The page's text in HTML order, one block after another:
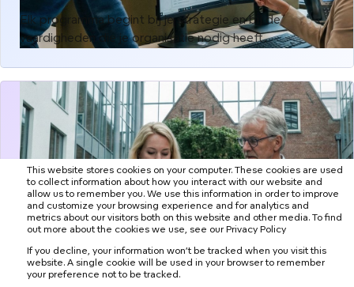
This website stores cookies on your computer. These cookies are used
to collect information about how you interact with our website and
allow us to remember you. We use this information in order to improve
and customize your browsing experience and for analytics and
metrics about our visitors both on this website and other media. To find
out more about the cookies we use, see our Privacy Policy
If you decline, your information won’t be tracked when you visit this
website. A single cookie will be used in your browser to remember
your preference not to be tracked.
Elk programma begint bij je strategie en bij de
vaardigheden die je organisatie nodig heeft.
Een sterk netwerk
Eén programma, in elk land gepland en begeleid door
projectmanagers, gegeven door lokale trainers in de